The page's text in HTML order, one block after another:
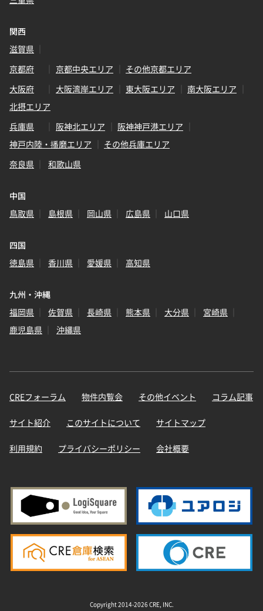
関西
滋賀県
京都府
京都中央エリア
その他京都エリア
大阪府
大阪湾岸エリア 東大阪エリア
南大阪エリア
北摂エリア
兵庫県
阪神北エリア
阪神神戸港エリア
神戸内陸・播磨エリア
その他兵庫エリア
奈良県
和歌山県
中国
鳥取県
島根県 岡山県 広島県 山口県
四国
徳島県
香川県 愛媛県 高知県
九州・沖縄
福岡県
佐賀県 長崎県 熊本県 大分県
宮崎県
鹿児島県
沖縄県
CREフォーラム 物件内覧会 その他イベント コラム記事
サイト紹介 このサイトについて サイトマップ
利用規約 プライバシーポリシー 会社概要
Copyright 2014-2026 CRE, INC.